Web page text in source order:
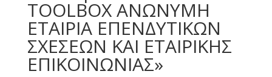
TOOLBOX ΑΝΩΝΥΜΗ
ΕΤΑΙΡΙΑ ΕΠΕΝΔΥΤΙΚΩΝ
ΣΧΕΣΕΩΝ ΚΑΙ ΕΤΑΙΡΙΚΗΣ
ΕΠΙΚΟΙΝΩΝΙΑΣ»